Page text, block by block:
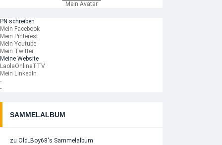
Mein Avatar
PN schreiben
Mein Facebook
Mein Pinterest
Mein Youtube
Mein Twitter
Meine Website
LaolaOnlineTTV
Mein LinkedIn
-
-
SAMMELALBUM
zu Old_Boy68's Sammelalbum